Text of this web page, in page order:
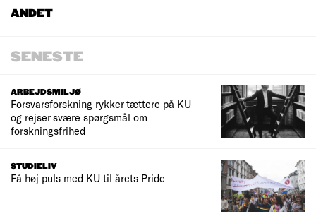
ANDET
SENESTE
ARBEJDSMILJØ
Forsvarsforskning rykker tættere på KU
og rejser svære spørgsmål om
forskningsfrihed
STUDIELIV
Få høj puls med KU til årets Pride